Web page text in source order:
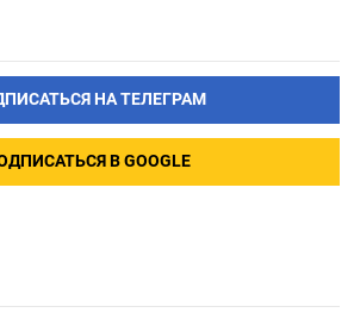
НА ТЕЛЕГРАМ
В GOOGLE